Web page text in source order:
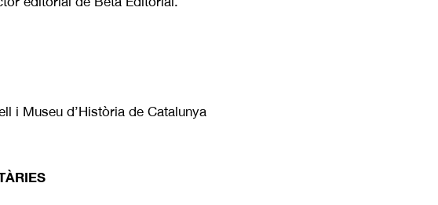
i Museu d’Història de Catalunya